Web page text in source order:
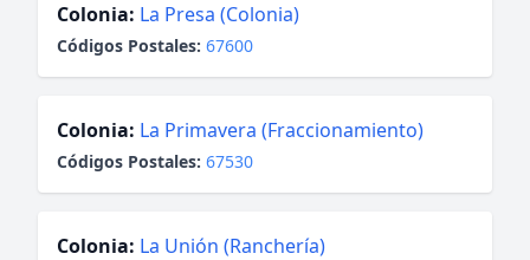
Colonia: La Presa (Colonia)
Códigos Postales: 67600
Colonia: La Primavera (Fraccionamiento)
Códigos Postales: 67530
Colonia: La Unión (Ranchería)